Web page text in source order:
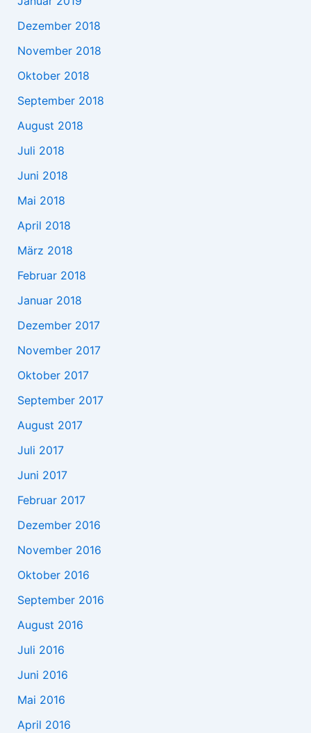
Dezember 2018
November 2018
Oktober 2018
September 2018
August 2018
Juli 2018
Juni 2018
Mai 2018
April 2018
März 2018
Februar 2018
Januar 2018
Dezember 2017
November 2017
Oktober 2017
September 2017
August 2017
Juli 2017
Juni 2017
Februar 2017
Dezember 2016
November 2016
Oktober 2016
September 2016
August 2016
Juli 2016
Juni 2016
Mai 2016
April 2016